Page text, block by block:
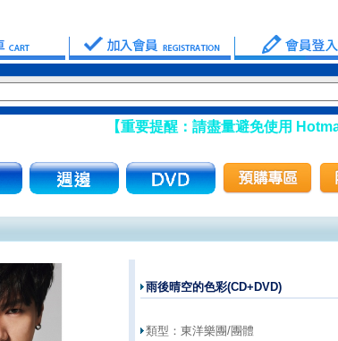
【重要提醒：請盡量避免使用 Hotmail
雨後晴空的色彩(CD+DVD)
類型： 東洋樂團/團體